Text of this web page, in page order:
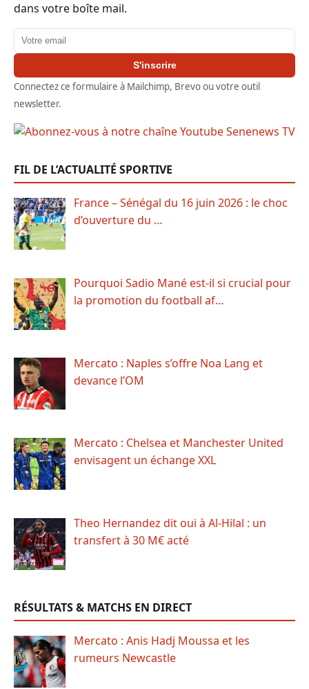
dans votre boîte mail.
Adresse email
S'inscrire
Connectez ce formulaire à Mailchimp, Brevo ou votre outil
newsletter.
FIL DE L’ACTUALITÉ SPORTIVE
France – Sénégal du 16 juin 2026 : le choc
d’ouverture du …
Pourquoi Sadio Mané est-il si crucial pour
la promotion du football af…
Mercato : Naples s’offre Noa Lang et
devance l’OM
Mercato : Chelsea et Manchester United
envisagent un échange XXL
Theo Hernandez dit oui à Al-Hilal : un
transfert à 30 M€ acté
RÉSULTATS & MATCHS EN DIRECT
Mercato : Anis Hadj Moussa et les
rumeurs Newcastle